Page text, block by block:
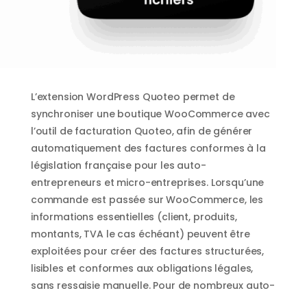
L’extension WordPress Quoteo permet de
synchroniser une boutique WooCommerce avec
l’outil de facturation Quoteo, afin de générer
automatiquement des factures conformes à la
législation française pour les auto-
entrepreneurs et micro-entreprises. Lorsqu’une
commande est passée sur WooCommerce, les
informations essentielles (client, produits,
montants, TVA le cas échéant) peuvent être
exploitées pour créer des factures structurées,
lisibles et conformes aux obligations légales,
sans ressaisie manuelle. Pour de nombreux auto-